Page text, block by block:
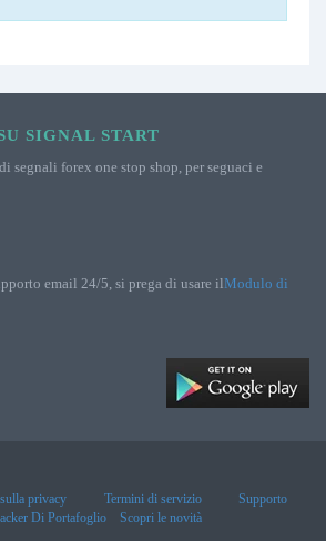
SIGNAL START
segnali forex one stop shop, per seguaci e
email 24/5, si prega di usare ilModulo di
privacy Termini di servizio
Supporto
Di Portafoglio Scopri le novità